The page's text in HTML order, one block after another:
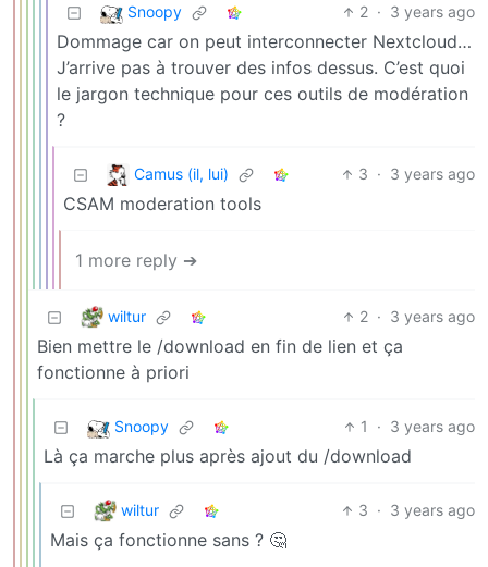
Snoopy 2 · 3 years ago
Dommage car on peut interconnecter Nextcloud…
J’arrive pas à trouver des infos dessus. C’est quoi
le jargon technique pour ces outils de modération
?
Camus (il, lui) 3 · 3 years ago
CSAM moderation tools
1 more reply ➔
wiltur 2 · 3 years ago
Bien mettre le /download en fin de lien et ça
fonctionne à priori
Snoopy 1 · 3 years ago
Là ça marche plus après ajout du /download
wiltur 3 · 3 years ago
Mais ça fonctionne sans ? 🤔